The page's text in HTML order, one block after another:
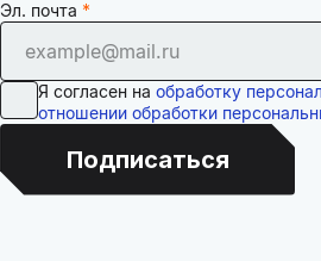
Эл. почта
Я согласен на обработку
отношении обработки
Подписаться